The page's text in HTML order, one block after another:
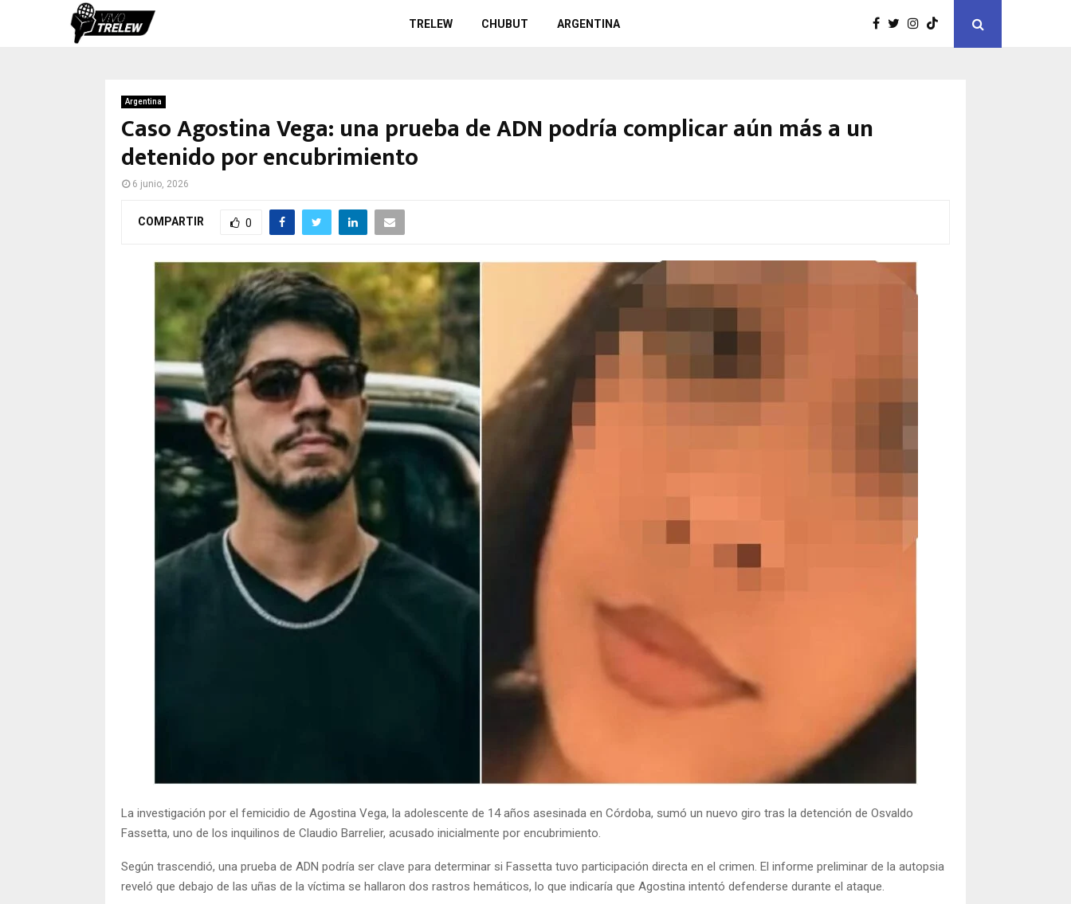
TRELEW CHUBUT ARGENTINA
Argentina
Caso Agostina Vega: una prueba de ADN podría complicar aún más a un
detenido por encubrimiento
6 junio, 2026
COMPARTIR 0
La investigación por el femicidio de Agostina Vega, la adolescente de 14 años asesinada en Córdoba, sumó un nuevo giro tras la detención de Osvaldo
Fassetta, uno de los inquilinos de Claudio Barrelier, acusado inicialmente por encubrimiento.
Según trascendió, una prueba de ADN podría ser clave para determinar si Fassetta tuvo participación directa en el crimen. El informe preliminar de la autopsia
reveló que debajo de las uñas de la víctima se hallaron dos rastros hemáticos, lo que indicaría que Agostina intentó defenderse durante el ataque.